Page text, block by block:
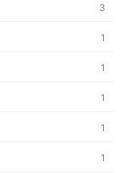
3
1
1
1
1
1